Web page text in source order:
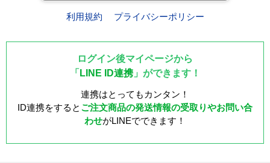
利用規約 プライバシーポリシー
ログイン後マイページから
「 LINE ID連携」ができます！
連携はとってもカンタン！
ID連携をすると ご注文商品の発送情報の受取りやお問い合
わせがLINEでできます！